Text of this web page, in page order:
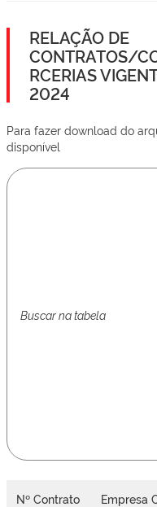
RELAÇÃO DE
CONTRATOS/
RCERIAS
2024
Para fazer download do
disponível
Nº Contrato Empresa